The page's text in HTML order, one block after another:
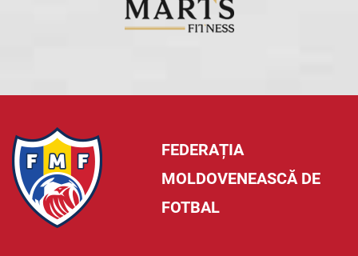
FEDERAȚIA
MOLDOVENEASCĂ DE
FOTBAL